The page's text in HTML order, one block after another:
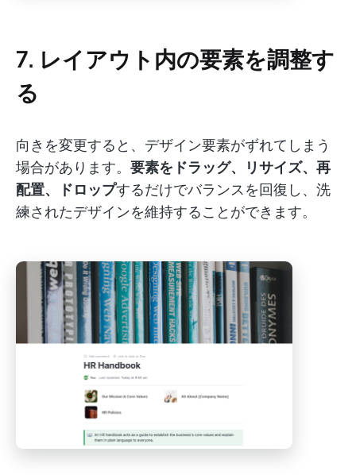
7. レイアウト内の要素を調整す
る
向きを変更すると、デザイン要素がずれてしまう
場合があります。 要素をドラッグ、リサイズ、再
配置、ドロップするだけでバランスを回復し、洗
練されたデザインを維持することができます。